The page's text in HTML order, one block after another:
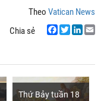
Theo Vatican News
Chia sẻ
Thứ Bảy tuần 18